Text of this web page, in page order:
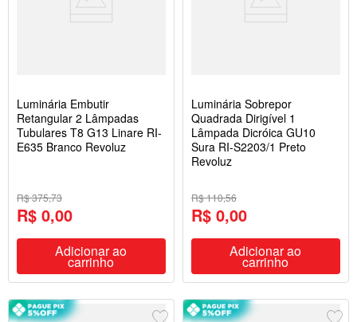
Luminária Embutir
Retangular 2 Lâmpadas
Tubulares T8 G13 Linare RI-
E635 Branco Revoluz
R$ 375,73
R$ 0,00
Adicionar ao
carrinho
Luminária Sobrepor
Quadrada Dirigível 1
Lâmpada Dicróica GU10
Sura RI-S2203/1 Preto
Revoluz
R$ 110,56
R$ 0,00
Adicionar ao
carrinho